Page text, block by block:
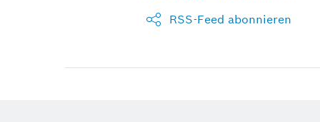
RSS-Feed abonnieren